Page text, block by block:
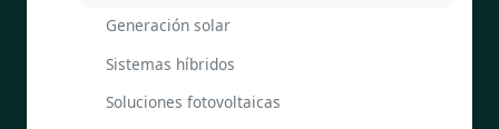
Generación solar
Sistemas híbridos
Soluciones fotovoltaicas